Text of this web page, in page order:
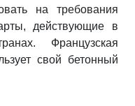
на требования
действующие в
Французская
свой бетонный